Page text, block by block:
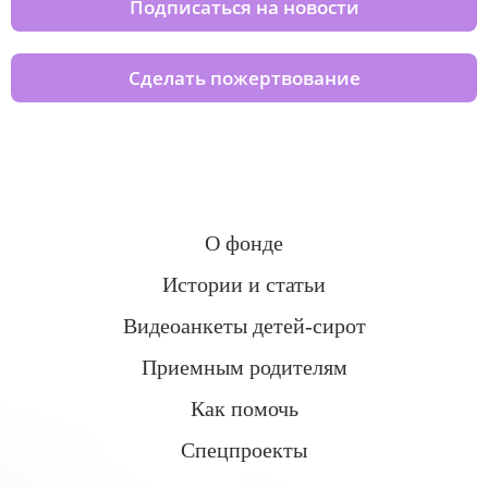
Подписаться на новости
Сделать пожертвование
О фонде
Истории и статьи
Видеоанкеты детей-сирот
Приемным родителям
Как помочь
Спецпроекты